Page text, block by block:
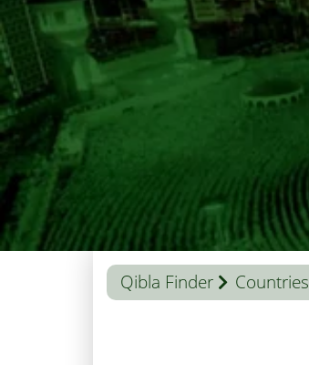
Qibla Finder Countries